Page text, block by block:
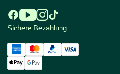
Sichere Bezahlung